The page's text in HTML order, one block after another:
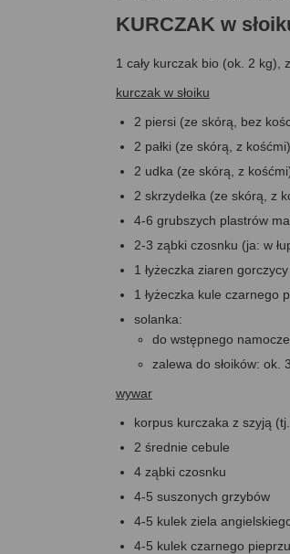
KURCZAK w
1 cały kurczak bio (ok. 2 kg),
kurczak w słoiku
2 piersi (ze skórą, bez
2 pałki (ze skórą, z kośćmi)
2 udka (ze skórą, z
2 skrzydełka (ze skórą, z
4-6 grubszych plastrów
2-3 ząbki czosnku (ja: w
1 łyżeczka ziaren gorczycy
1 łyżeczka kule czarnego
solanka:
do wstępnego
zalewa do słoików: ok.
wywar
korpus kurczaka z szyją
2 średnie cebule
4 ząbki czosnku
4-5 suszonych grzybów
4-5 kulek ziela
4-5 kulek czarnego pieprzu